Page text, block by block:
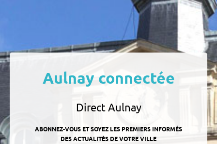
Aulnay connectée
Direct Aulnay
ABONNEZ-VOUS ET SOYEZ LES PREMIERS INFORMÉS
DES ACTUALITÉS DE VOTRE VILLE